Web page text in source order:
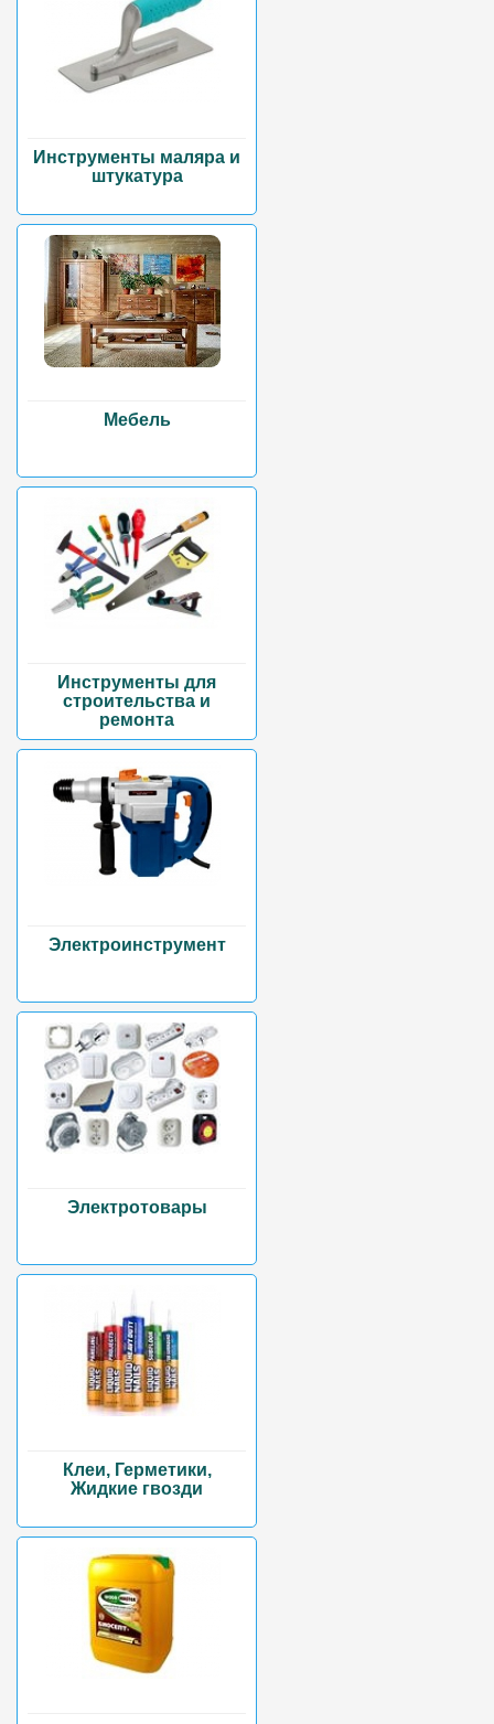
Инструменты маляра и
штукатура
Мебель
Инструменты для
строительства и
ремонта
Электроинструмент
Электротовары
Клеи, Герметики,
Жидкие гвозди